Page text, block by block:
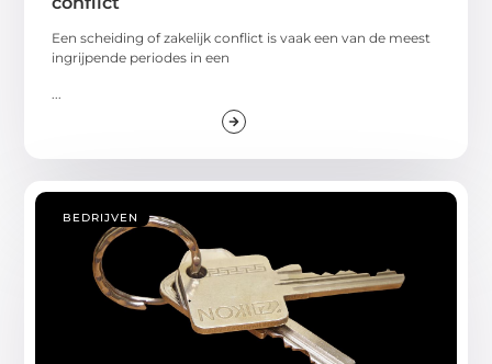
Een scheiding of zakelijk conflict is vaak een van de meest
ingrijpende periodes in een
BEDRIJVEN